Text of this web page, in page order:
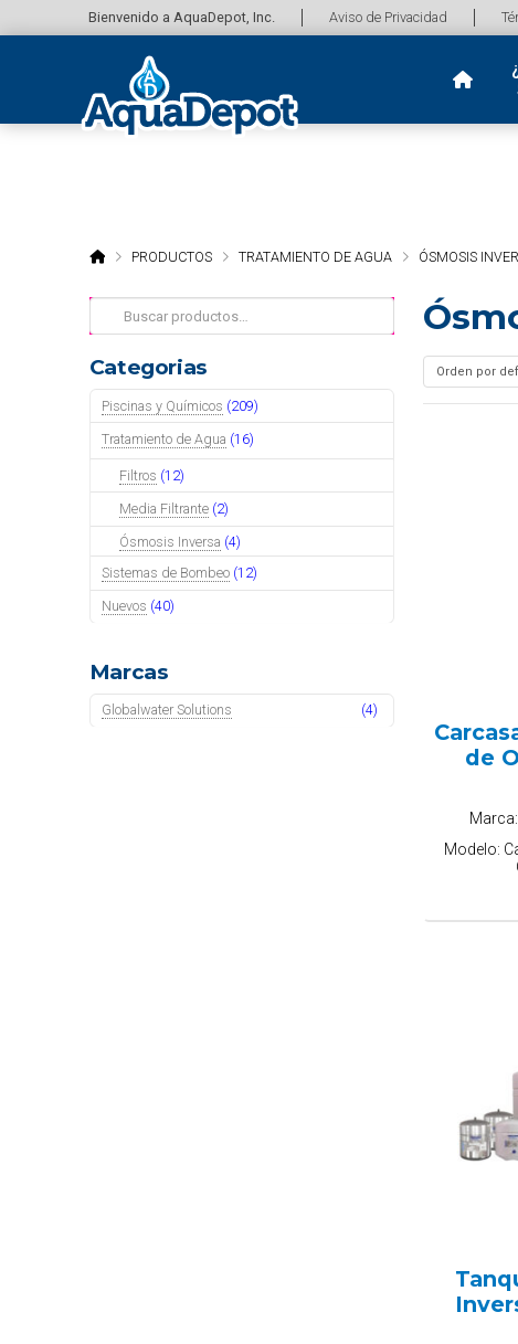
Bienvenido a AquaDepot, Inc. Aviso de Privacidad
HOMEPRODUCTOS TRATAMIENTO DE AGUA ÓSMOSIS
Buscar
por:
Categorias
Piscinas y Químicos (209)
Tratamiento de Agua (16)
Filtros (12)
Media Filtrante (2)
Ósmosis Inversa (4)
Sistemas de Bombeo (12)
Nuevos (40)
Marcas
Globalwater Solutions (4)
de
Marca:
Modelo: